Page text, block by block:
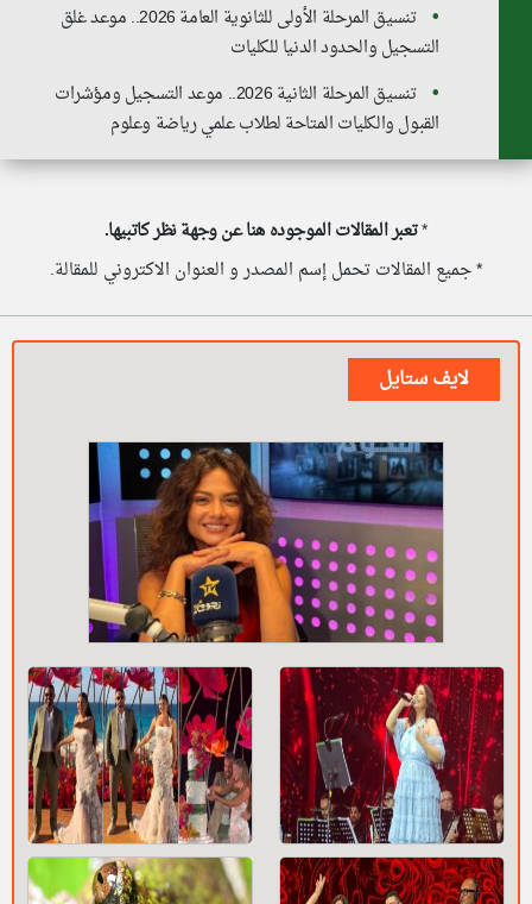
تنسيق المرحلة الأولى للثانوية العامة 2026.. موعد غلق
التسجيل والحدود الدنيا للكليات
تنسيق المرحلة الثانية 2026.. موعد التسجيل ومؤشرات
القبول والكليات المتاحة لطلاب علمي رياضة وعلوم
*تعبر المقالات الموجوده هنا عن وجهة نظر كاتبيها.
* جميع المقالات تحمل إسم المصدر و العنوان الاكتروني للمقالة.
لايف ستايل